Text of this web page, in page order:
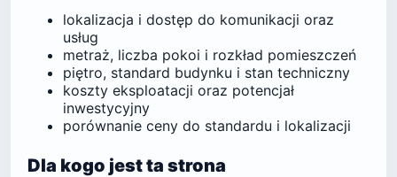
lokalizacja i dostęp do komunikacji oraz
usług
metraż, liczba pokoi i rozkład pomieszczeń
piętro, standard budynku i stan techniczny
koszty eksploatacji oraz potencjał
inwestycyjny
porównanie ceny do standardu i lokalizacji
Dla kogo jest ta strona